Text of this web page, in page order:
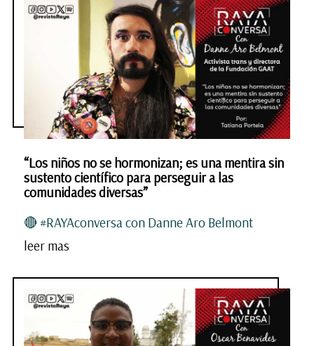
“Los niños no se hormonizan; es una mentira sin
sustento científico para perseguir a las
comunidades diversas”
🔴 #RAYAconversa con Danne Aro Belmont
leer mas